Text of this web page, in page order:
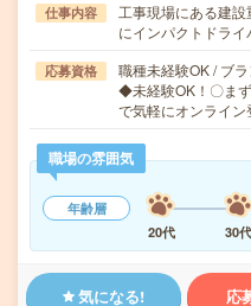
仕事内容
工事現場にある建
にインパクトドラ
応募資格
職種未経験OK / ブ
◆未経験OK！〇ま
で気軽にオンライ
職場の雰囲気
年齢層
20代
30代
気になる! 応